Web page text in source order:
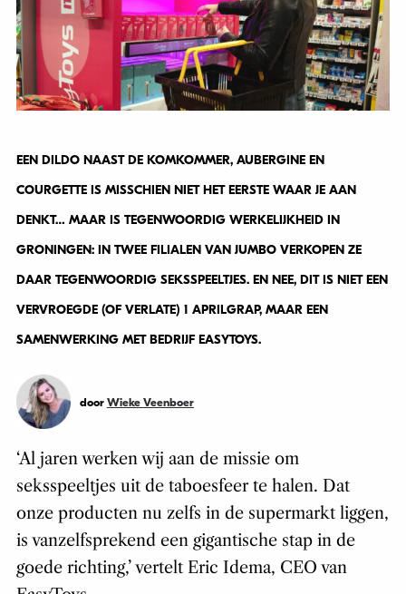
EEN DILDO NAAST DE KOMKOMMER, AUBERGINE EN
COURGETTE IS MISSCHIEN NIET HET EERSTE WAAR JE AAN
DENKT… MAAR IS TEGENWOORDIG WERKELIJKHEID IN
GRONINGEN: IN TWEE FILIALEN VAN JUMBO VERKOPEN ZE
DAAR TEGENWOORDIG SEKSSPEELTJES. EN NEE, DIT IS NIET EEN
VERVROEGDE (OF VERLATE) 1 APRILGRAP, MAAR EEN
SAMENWERKING MET BEDRIJF EASYTOYS.
door Wieke Veenboer
‘Al jaren werken wij aan de missie om
seksspeeltjes uit de taboesfeer te halen. Dat
onze producten nu zelfs in de supermarkt liggen,
is vanzelfsprekend een gigantische stap in de
goede richting,’ vertelt Eric Idema, CEO van